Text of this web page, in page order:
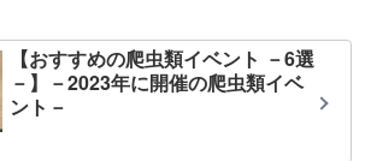
【おすすめの爬虫類イベント －6選
－】－2023年に開催の爬虫類イベ
ント－